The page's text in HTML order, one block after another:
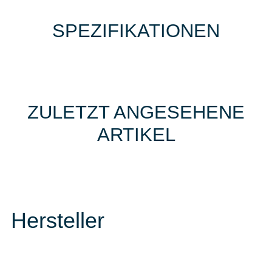
SPEZIFIKATIONEN
ZULETZT ANGESEHENE
ARTIKEL
Hersteller